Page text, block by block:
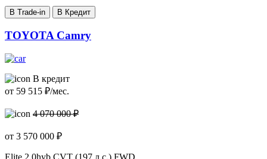
В Trade-in В Кредит
TOYOTA Camry
В кредит
от 59 515 ₽/мес.
4 070 000 ₽
от 3 570 000 ₽